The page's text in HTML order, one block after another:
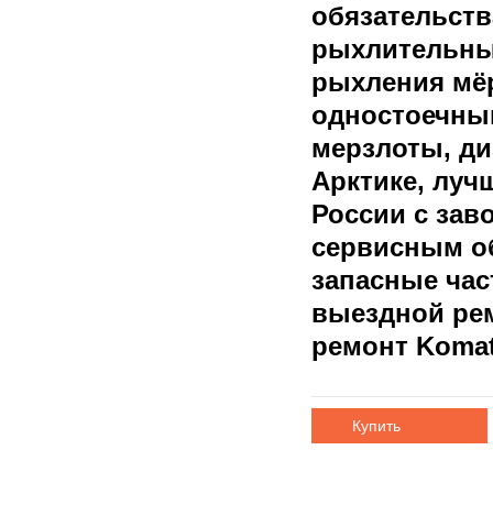
рыхления
мерзлоты,
Арктике,
России с
сервисным
запасные
выездной
ремонт
Купить